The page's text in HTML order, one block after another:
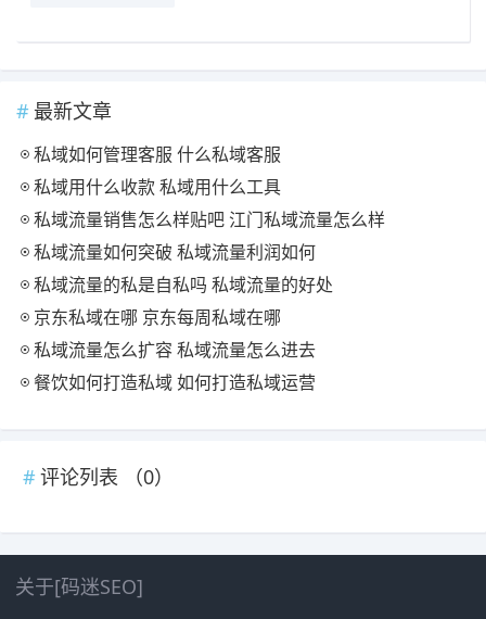
最新文章
私域如何管理客服 什么私域客服
私域用什么收款 私域用什么工具
私域流量销售怎么样贴吧 江门私域流量怎么样
私域流量如何突破 私域流量利润如何
私域流量的私是自私吗 私域流量的好处
京东私域在哪 京东每周私域在哪
私域流量怎么扩容 私域流量怎么进去
餐饮如何打造私域 如何打造私域运营
评论列表 （0）
关于[码迷SEO]